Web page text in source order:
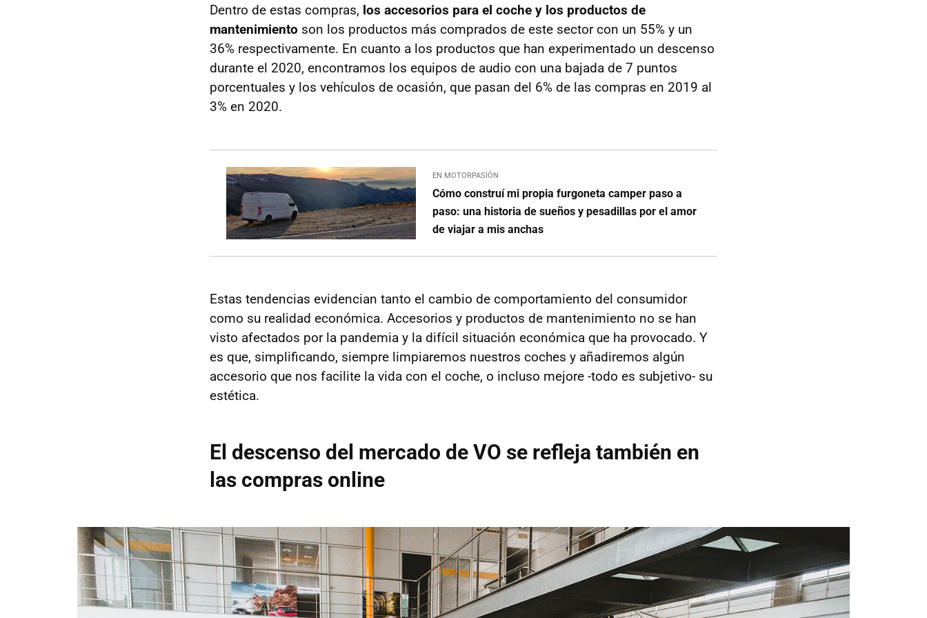
Dentro de estas compras, los accesorios para el coche y los productos de
mantenimiento son los productos más comprados de este sector con un 55% y un
36% respectivamente. En cuanto a los productos que han experimentado un descenso
durante el 2020, encontramos los equipos de audio con una bajada de 7 puntos
porcentuales y los vehículos de ocasión, que pasan del 6% de las compras en 2019 al
3% en 2020.
EN MOTORPASIÓN
Cómo construí mi propia furgoneta camper paso a
paso: una historia de sueños y pesadillas por el amor
de viajar a mis anchas
Estas tendencias evidencian tanto el cambio de comportamiento del consumidor
como su realidad económica. Accesorios y productos de mantenimiento no se han
visto afectados por la pandemia y la difícil situación económica que ha provocado. Y
es que, simplificando, siempre limpiaremos nuestros coches y añadiremos algún
accesorio que nos facilite la vida con el coche, o incluso mejore -todo es subjetivo- su
estética.
El descenso del mercado de VO se refleja también en
las compras online